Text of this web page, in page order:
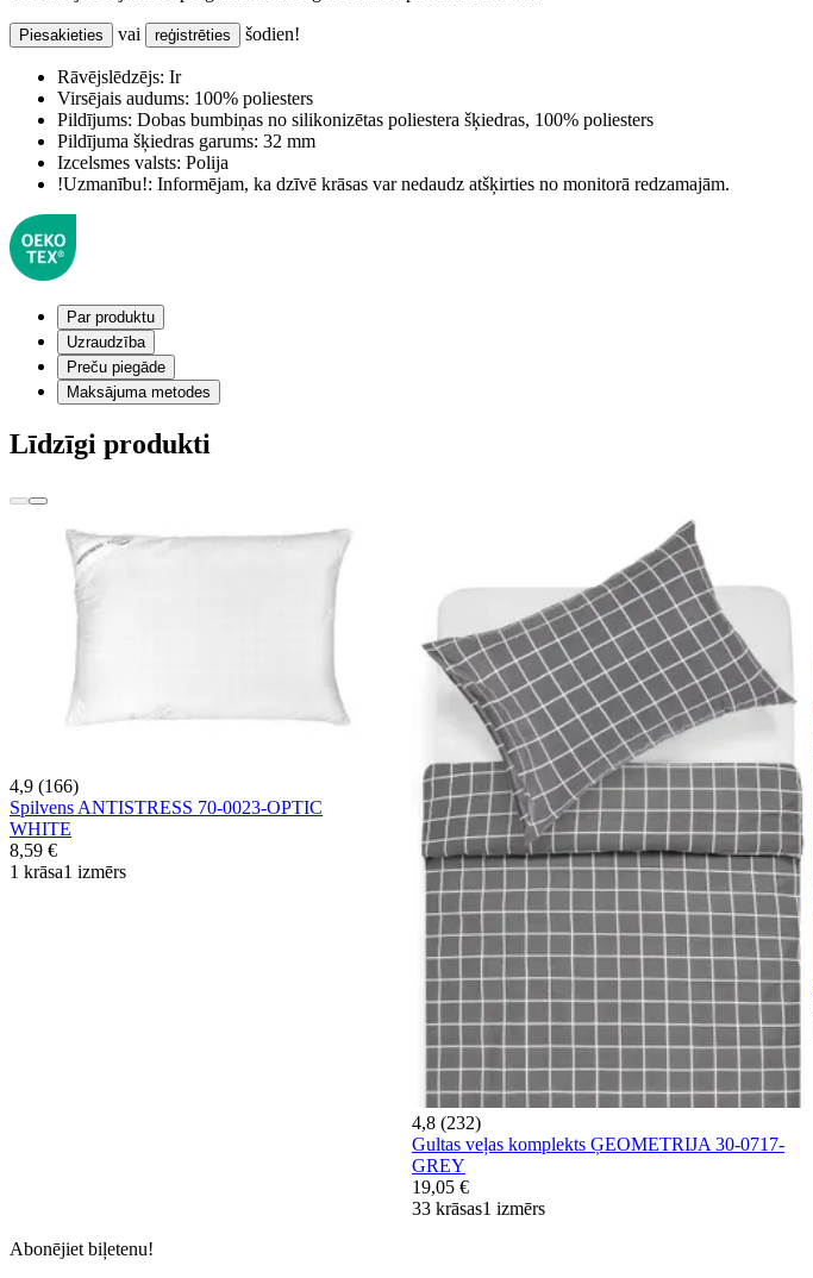
Piesakieties vai reģistrēties šodien!
Rāvējslēdzējs: Ir
Virsējais audums: 100% poliesters
Pildījums: Dobas bumbiņas no silikonizētas poliestera šķiedras, 100% poliesters
Pildījuma šķiedras garums: 32 mm
Izcelsmes valsts: Polija
!Uzmanību!: Informējam, ka dzīvē krāsas var nedaudz atšķirties no monitorā redzamajām.
Par produktu
Uzraudzība
Preču piegāde
Maksājuma metodes
Līdzīgi produkti
4,9 (166)
Spilvens ANTISTRESS 70-0023-OPTIC
WHITE
8,59 €
1 krāsa1 izmērs
4,8 (232)
Gultas veļas komplekts ĢEOMETRIJA 30-0717-
GREY
19,05 €
33 krāsas1 izmērs
Abonējiet biļetenu!